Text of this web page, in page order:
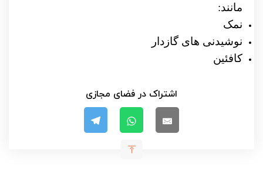
مانند:
نمک
نوشیدنی های گازدار
کافئین
اشتراک در فضای مجازی